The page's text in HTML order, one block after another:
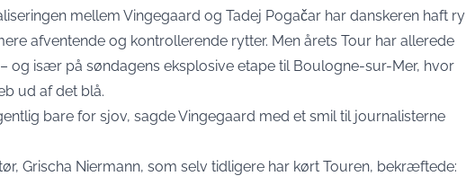
mellem Vingegaard og Tadej Pogačar har danskeren haft ry
afventende og kontrollerende rytter. Men årets Tour har allerede
og især på søndagens eksplosive etape til Boulogne-sur-Mer, hvor
ud af det blå.
bare for sjov, sagde Vingegaard med et smil til journalisterne
Grischa Niermann, som selv tidligere har kørt Touren, bekræftede: